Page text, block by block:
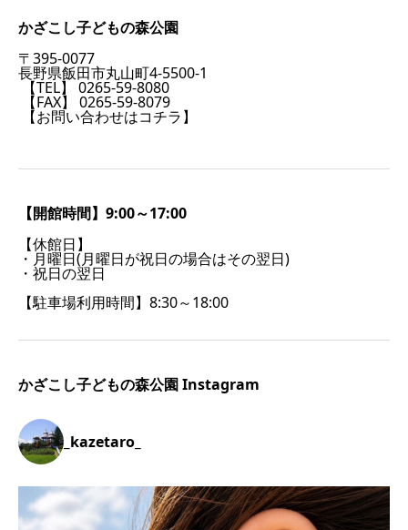
かざこし子どもの森公園
〒395-0077
長野県飯田市丸山町4-5500-1
【TEL】 0265-59-8080
【FAX】 0265-59-8079
【お問い合わせはコチラ】
【開館時間】9:00～17:00
【休館日】
・月曜日(月曜日が祝日の場合はその翌日)
・祝日の翌日
【駐車場利用時間】8:30～18:00
かざこし子どもの森公園 Instagram
_kazetaro_